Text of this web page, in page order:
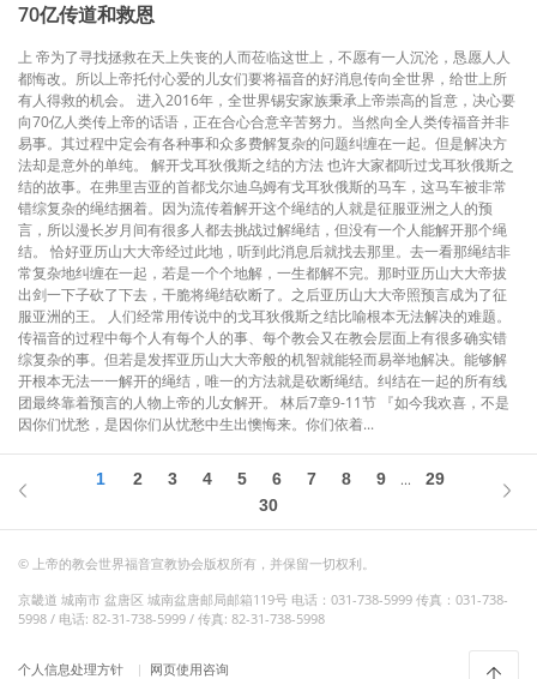
70亿传道和救恩
上 帝为了寻找拯救在天上失丧的人而莅临这世上，不愿有一人沉沦，恳愿人人
都悔改。所以上帝托付心爱的儿女们要将福音的好消息传向全世界，给世上所
有人得救的机会。 进入2016年，全世界锡安家族秉承上帝崇高的旨意，决心要
向70亿人类传上帝的话语，正在合心合意辛苦努力。当然向全人类传福音并非
易事。其过程中定会有各种事和众多费解复杂的问题纠缠在一起。但是解决方
法却是意外的单纯。 解开戈耳狄俄斯之结的方法 也许大家都听过戈耳狄俄斯之
结的故事。在弗里吉亚的首都戈尔迪乌姆有戈耳狄俄斯的马车，这马车被非常
错综复杂的绳结捆着。因为流传着解开这个绳结的人就是征服亚洲之人的预
言，所以漫长岁月间有很多人都去挑战过解绳结，但没有一个人能解开那个绳
结。 恰好亚历山大大帝经过此地，听到此消息后就找去那里。去一看那绳结非
常复杂地纠缠在一起，若是一个个地解，一生都解不完。那时亚历山大大帝拔
出剑一下子砍了下去，干脆将绳结砍断了。之后亚历山大大帝照预言成为了征
服亚洲的王。 人们经常用传说中的戈耳狄俄斯之结比喻根本无法解决的难题。
传福音的过程中每个人有每个人的事、每个教会又在教会层面上有很多确实错
综复杂的事。但若是发挥亚历山大大帝般的机智就能轻而易举地解决。能够解
开根本无法一一解开的绳结，唯一的方法就是砍断绳结。纠结在一起的所有线
团最终靠着预言的人物上帝的儿女解开。 林后7章9-11节 『如今我欢喜，不是
因你们忧愁，是因你们从忧愁中生出懊悔来。你们依着...
1 2 3 4 5 6 7 8 9 ...
29
30
© 上帝的教会世界福音宣教协会版权所有，并保留一切权利。
京畿道 城南市 盆唐区 城南盆唐邮局邮箱119号 电话：031-738-5999 传真：031-738-
5998 / 电话: 82-31-738-5999 / 传真: 82-31-738-5998
个人信息处理方针 网页使用咨询